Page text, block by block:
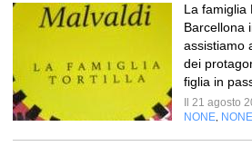
La famiglia
Barcellona
assistiamo
dei
figlia in
Il 21 agosto
NONE NONE